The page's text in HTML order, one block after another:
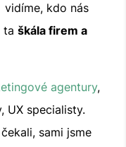
vidíme, kdo nás
ta škála firem a
agentury,
UX specialisty.
sami jsme